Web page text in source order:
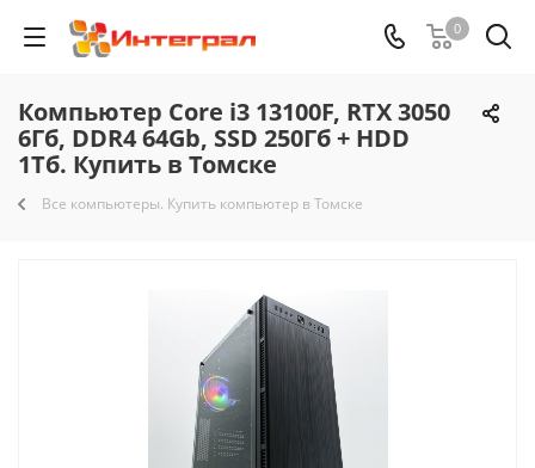
0
Компьютер Core i3 13100F, RTX 3050
6Гб, DDR4 64Gb, SSD 250Гб + HDD
1Тб. Купить в Томске
Все компьютеры. Купить компьютер в Томске